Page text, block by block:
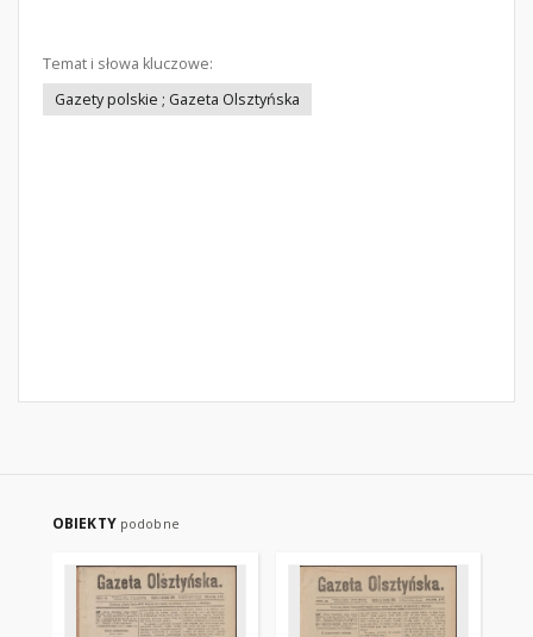
Temat i słowa kluczowe:
Gazety polskie ; Gazeta Olsztyńska
OBIEKTY podobne